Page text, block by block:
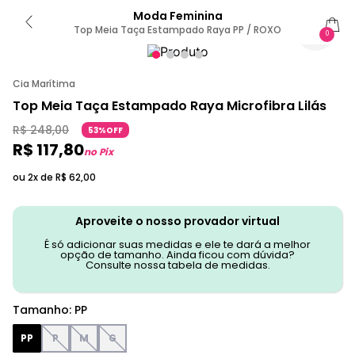
Moda Feminina
Top Meia Taça Estampado Raya PP / ROXO 0
Cia Marítima
Top Meia Taça Estampado Raya Microfibra Lilás
R$ 248,00 53%OFF
R$ 117,80no Pix
ou 2x de R$ 62,00
Aproveite o nosso provador virtual
É só adicionar suas medidas e ele te dará a melhor
opção de tamanho. Ainda ficou com dúvida?
Consulte nossa tabela de medidas.
Tamanho: PP
PP P M G